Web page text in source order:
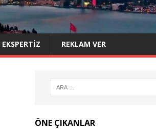
REKLAM VER
ÖNE ÇIKANLAR